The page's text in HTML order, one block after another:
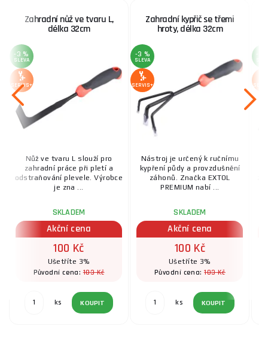
Zahradní nůž ve tvaru L,
délka 32cm
-3 %
SLEVA
SERVIS+
Nůž ve tvaru L slouží pro
zahradní práce při pletí a
odstraňování plevele. Výrobce
je zna ...
SKLADEM
Akční cena
100 Kč
Ušetříte 3%
Původní cena:103 Kč
ks KOUPIT
Zahradní kypřič se třemi
hroty, délka 32cm
-3 %
SLEVA
SERVIS+
Nástroj je určený k ručnímu
kypření půdy a provzdušnění
záhonů. Značka EXTOL
PREMIUM nabí ...
SKLADEM
Akční cena
100 Kč
Ušetříte 3%
Původní cena:103 Kč
ks KOUPIT